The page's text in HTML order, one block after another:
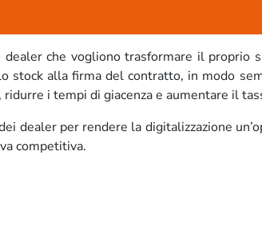
che vogliono trasformare il proprio
stock alla firma del contratto, in modo
i tempi di giacenza e aumentare il
dealer per rendere la digitalizzazione
competitiva.